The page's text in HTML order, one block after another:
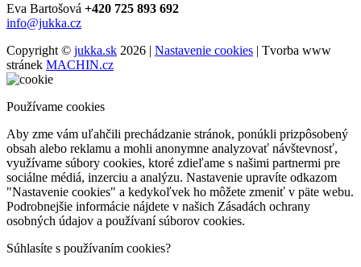
Eva Bartošová +420 725 893 692
info@jukka.cz
Copyright © jukka.sk 2026 | Nastavenie cookies | Tvorba www
stránek MACHIN.cz
Používame cookies
Aby zme vám uľahčili prechádzanie stránok, ponúkli prizpôsobený
obsah alebo reklamu a mohli anonymne analyzovať návštevnosť,
využívame súbory cookies, ktoré zdieľame s našimi partnermi pre
sociálne médiá, inzerciu a analýzu. Nastavenie upravíte odkazom
"Nastavenie cookies" a kedykoľvek ho môžete zmeniť v päte webu.
Podrobnejšie informácie nájdete v našich Zásadách ochrany
osobných údajov a používaní súborov cookies.
Súhlasíte s používaním cookies?